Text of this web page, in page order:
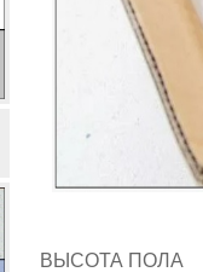
ВЫСОТА ПОЛА